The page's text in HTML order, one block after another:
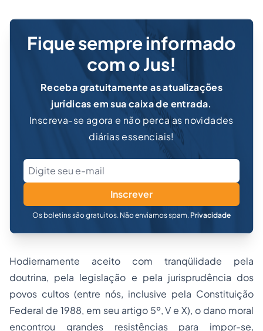
Fique sempre informado
com o Jus!
Receba gratuitamente as atualizações
jurídicas em sua caixa de entrada.
Inscreva-se agora e não perca as novidades
diárias essenciais!
Inscrever
Os boletins são gratuitos. Não enviamos spam. Privacidade
Hodiernamente aceito com tranqülidade pela
doutrina, pela legislação e pela jurisprudência dos
povos cultos (entre nós, inclusive pela Constituição
Federal de 1988, em seu artigo 5º, V e X), o dano moral
encontrou grandes resistências para impor-se,